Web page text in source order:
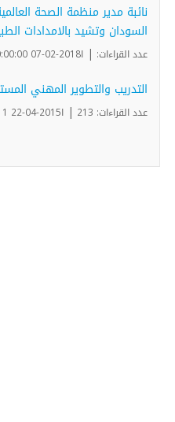
نائبة مدير منظمة الصحة
السودان وتشيد بالامدادات
عدد القراءات: | ا2018-02-07 00:00:00
التدريب والتطوير المهني
عدد القراءات: 213 | ا2015-04-22 07:26:11